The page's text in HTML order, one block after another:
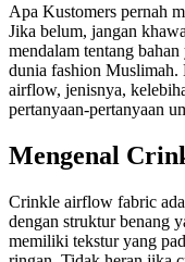
Apa Kustomers pernah
Jika belum, jangan
mendalam tentang
dunia fashion Muslimah.
airflow, jenisnya,
pertanyaan-pertanyaan
Mengenal
Crinkle airflow fabric
dengan struktur benang
memiliki tekstur yang